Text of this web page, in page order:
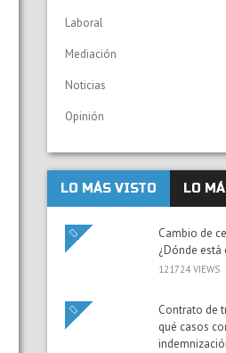
Laboral
Mediación
Noticias
Opinión
LO MÁS VISTO LO
Cambio de
¿Dónde está
121724 VIEWS
Contrato de
qué casos